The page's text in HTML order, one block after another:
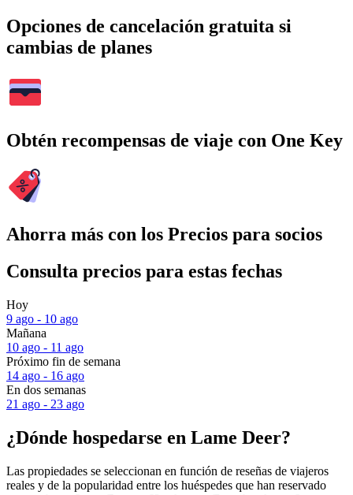
Opciones de cancelación gratuita si
cambias de planes
Obtén recompensas de viaje con One Key
Ahorra más con los Precios para socios
Consulta precios para estas fechas
Hoy
9 ago - 10 ago
Mañana
10 ago - 11 ago
Próximo fin de semana
14 ago - 16 ago
En dos semanas
21 ago - 23 ago
¿Dónde hospedarse en Lame Deer?
Las propiedades se seleccionan en función de reseñas de viajeros
reales y de la popularidad entre los huéspedes que han reservado